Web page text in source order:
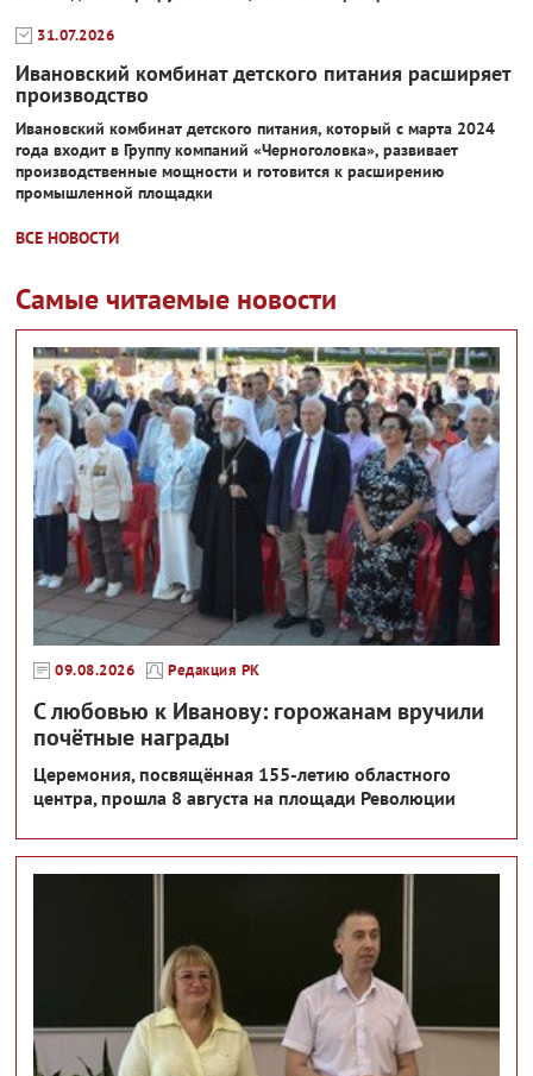
31.07.2026
Ивановский комбинат детского питания расширяет
производство
Ивановский комбинат детского питания, который с марта 2024
года входит в Группу компаний «Черноголовка», развивает
производственные мощности и готовится к расширению
промышленной площадки
ВСЕ НОВОСТИ
Самые читаемые новости
09.08.2026 Редакция РК
С любовью к Иванову: горожанам вручили
почётные награды
Церемония, посвящённая 155-летию областного
центра, прошла 8 августа на площади Революции